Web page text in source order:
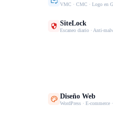
VMC · CMC · Logo en
 SiteLock
Escaneo diario · Anti-
 Diseño Web
WordPress · E-commerce